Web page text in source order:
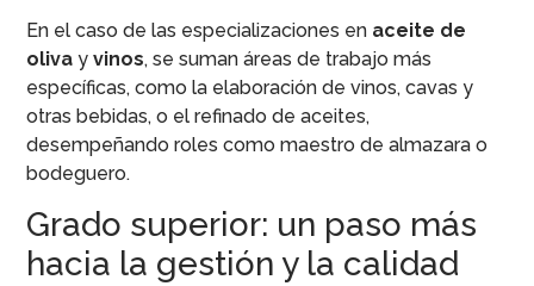
En el caso de las especializaciones en aceite de
oliva yvinos, se suman áreas de trabajo más
específicas, como la elaboración de vinos, cavas y
otras bebidas, o el refinado de aceites,
desempeñando roles como maestro de almazara o
bodeguero.
Grado superior: un paso más
hacia la gestión y la calidad